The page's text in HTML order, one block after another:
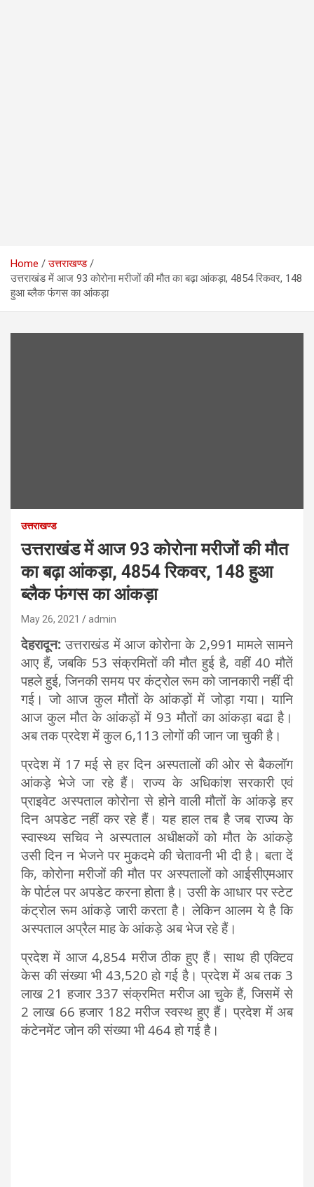
Home
उत्तराखण्ड
उत्तराखंड में आज 93 कोरोना मरीजों की मौत का बढ़ा आंकड़ा, 4854 रिकवर, 148
हुआ ब्लैक फंगस का आंकड़ा
उत्तराखण्ड
उत्तराखंड में आज 93 कोरोना मरीजों की मौत
का बढ़ा आंकड़ा, 4854 रिकवर, 148 हुआ
ब्लैक फंगस का आंकड़ा
May 26, 2021 admin
देहरादून: उत्तराखंड में आज कोरोना के 2,991 मामले सामने
आए हैं, जबकि 53 संक्रमितों की मौत हुई है, वहीं 40 मौतें
पहले हुई, जिनकी समय पर कंट्रोल रूम को जानकारी नहीं दी
गई। जो आज कुल मौतों के आंकड़ों में जोड़ा गया। यानि
आज कुल मौत के आंकड़ों में 93 मौतों का आंकड़ा बढा है।
अब तक प्रदेश में कुल 6,113 लोगों की जान जा चुकी है।
प्रदेश में 17 मई से हर दिन अस्पतालों की ओर से बैकलॉग
आंकड़े भेजे जा रहे हैं। राज्य के अधिकांश सरकारी एवं
प्राइवेट अस्पताल कोरोना से होने वाली मौतों के आंकड़े हर
दिन अपडेट नहीं कर रहे हैं। यह हाल तब है जब राज्य के
स्वास्थ्य सचिव ने अस्पताल अधीक्षकों को मौत के आंकड़े
उसी दिन न भेजने पर मुकदमे की चेतावनी भी दी है। बता दें
कि, कोरोना मरीजों की मौत पर अस्पतालों को आईसीएमआर
के पोर्टल पर अपडेट करना होता है। उसी के आधार पर स्टेट
कंट्रोल रूम आंकड़े जारी करता है। लेकिन आलम ये है कि
अस्पताल अप्रैल माह के आंकड़े अब भेज रहे हैं।
प्रदेश में आज 4,854 मरीज ठीकहुए हैं। साथ ही एक्टिव
केस की संख्या भी 43,520 हो गई है।प्रदेश में अब तक 3
लाख 21 हजार 337 संक्रमित मरीज आ चुके हैं, जिसमें से
2 लाख 66 हजार 182 मरीज स्वस्थ हुए हैं। प्रदेश में अब
कंटेनमेंट जोन की संख्या भी 464 हो गई है।